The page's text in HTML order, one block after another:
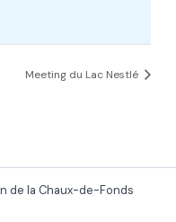
Meeting du Lac Nestlé
de la Chaux-de-Fonds